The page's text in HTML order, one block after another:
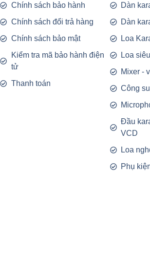
Chính sách bảo hành
Chính sách đổi trả hàng
Chính sách bảo mật
Kiểm tra mã bảo hành điện
tử
Thanh toán
Dàn
Dàn
Loa
Loa
Mixer -
Công
Đầu
VCD
Loa
Phụ